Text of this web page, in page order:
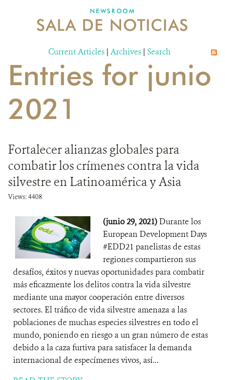
MECANISMO DE ATENCIÓN DE QUEJAS Y RECLAMOS
DONA
NEWSROOM
SALA DE NOTICIAS
Current Articles | Archives | Search
Entries for junio
2021
Fortalecer alianzas globales para
combatir los crímenes contra la vida
silvestre en Latinoamérica y Asia
Views: 4408
(junio 29, 2021)Durante los
European Development Days
#EDD21 panelistas de estas
regiones compartieron sus
desafíos, éxitos y nuevas oportunidades para combatir
más eficazmente los delitos contra la vida silvestre
mediante una mayor cooperación entre diversos
sectores. El tráfico de vida silvestre amenaza a las
poblaciones de muchas especies silvestres en todo el
mundo, poniendo en riesgo a un gran número de estas
debido a la caza furtiva para satisfacer la demanda
internacional de especímenes vivos, así...